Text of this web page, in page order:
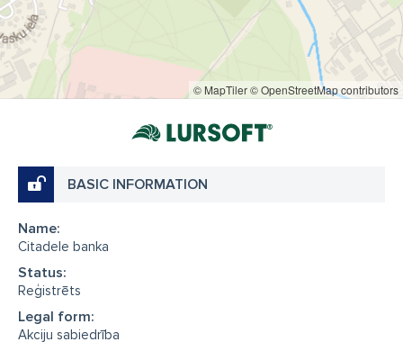
© MapTiler© OpenStreetMap contributors
BASIC INFORMATION
Name:
Citadele banka
Status:
Reģistrēts
Legal form:
Akciju sabiedrība